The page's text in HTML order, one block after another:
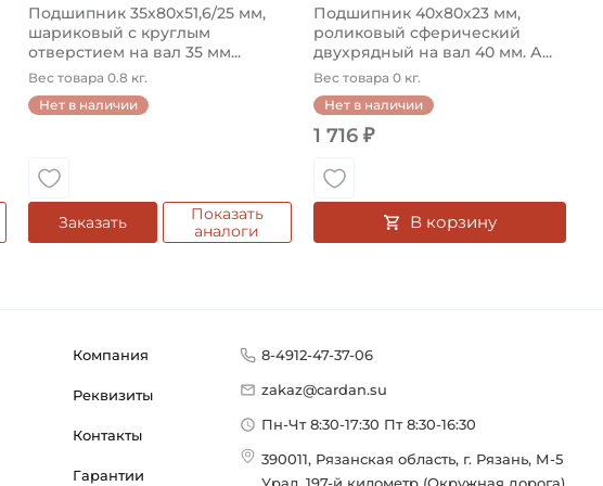
Подшипник 35х80х51,6/25 мм,
шариковый с круглым
отверстием на вал 35 мм...
Вес товара 0.8 кг.
Нет в наличии
Заказать
Показать
аналоги
Подшипник 40х80х23 мм,
роликовый сферический
двухрядный на вал 40 мм. А...
Вес товара 0 кг.
Нет в наличии
1 716 ₽
В корзину
Компания
Реквизиты
Контакты
Гарантии
8-4912-47-37-06
zakaz@cardan.su
Пн-Чт 8:30-17:30 Пт 8:30-16:30
390011, Рязанская область, г. Рязань, М-5